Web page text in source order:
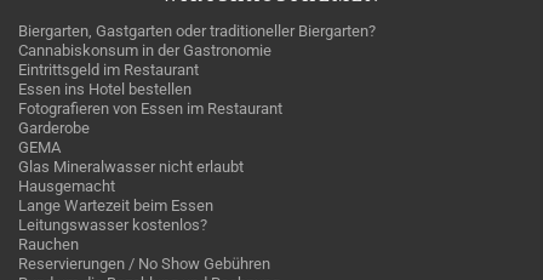
Biergarten, Gastgarten oder traditioneller Biergarten?
Cannabiskonsum in der Gastronomie
Eintrittsgeld im Restaurant
Essen ins Hotel bestellen
Fotografieren von Essen im Restaurant
Garderobe
GEMA
Glas Mineralwasser nicht erlaubt
Hausgemacht
Lange Wartezeit beim Essen
Leitungswasser kostenlos?
Rauchen
Reservierungen / No Show Gebühren